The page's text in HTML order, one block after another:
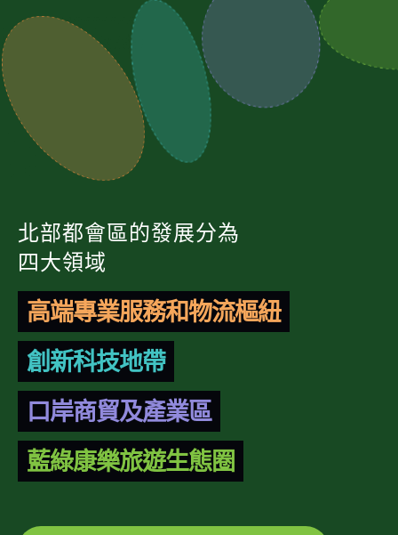
北部都會區的發展分為
四大領域
高端專業服務和物流樞紐
創新科技地帶
口岸商貿及產業區
藍綠康樂旅遊生態圈